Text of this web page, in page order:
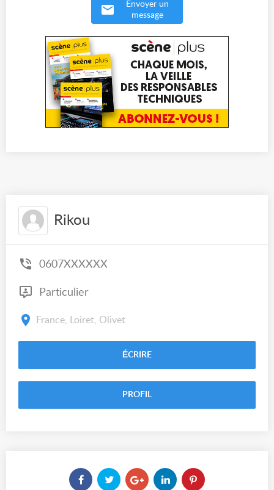
Envoyer un
message
Rikou
0607XXXXXX
Particulier
France, Loiret, Olivet
ÉCRIRE
PROFIL